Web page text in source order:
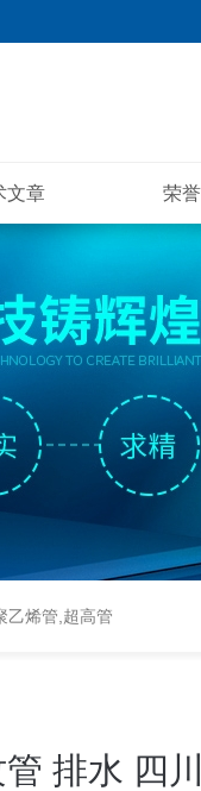
文章 荣
乙烯管,超高管
排水 四川